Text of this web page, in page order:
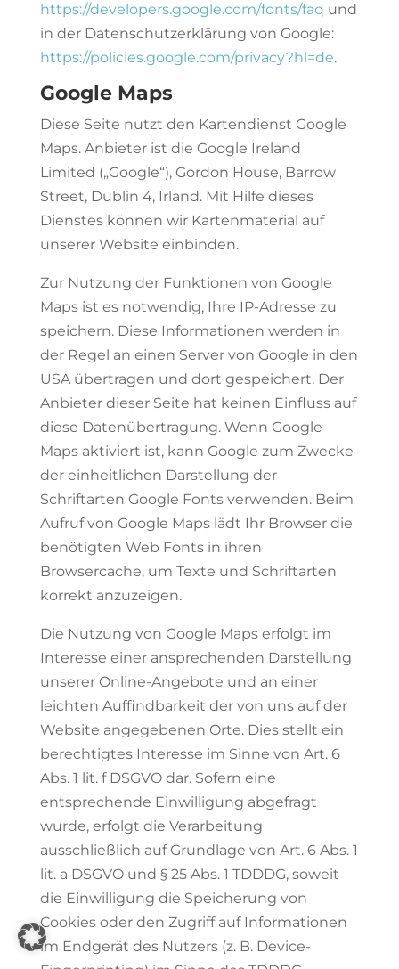
https://developers.google.com/fonts/faq und
in der Datenschutzerklärung von Google:
https://policies.google.com/privacy?hl=de.
Google Maps
Diese Seite nutzt den Kartendienst Google
Maps. Anbieter ist die Google Ireland
Limited („Google“), Gordon House, Barrow
Street, Dublin 4, Irland. Mit Hilfe dieses
Dienstes können wir Kartenmaterial auf
unserer Website einbinden.
Zur Nutzung der Funktionen von Google
Maps ist es notwendig, Ihre IP-Adresse zu
speichern. Diese Informationen werden in
der Regel an einen Server von Google in den
USA übertragen und dort gespeichert. Der
Anbieter dieser Seite hat keinen Einfluss auf
diese Datenübertragung. Wenn Google
Maps aktiviert ist, kann Google zum Zwecke
der einheitlichen Darstellung der
Schriftarten Google Fonts verwenden. Beim
Aufruf von Google Maps lädt Ihr Browser die
benötigten Web Fonts in ihren
Browsercache, um Texte und Schriftarten
korrekt anzuzeigen.
Die Nutzung von Google Maps erfolgt im
Interesse einer ansprechenden Darstellung
unserer Online-Angebote und an einer
leichten Auffindbarkeit der von uns auf der
Website angegebenen Orte. Dies stellt ein
berechtigtes Interesse im Sinne von Art. 6
Abs. 1 lit. f DSGVO dar. Sofern eine
entsprechende Einwilligung abgefragt
wurde, erfolgt die Verarbeitung
ausschließlich auf Grundlage von Art. 6 Abs. 1
lit. a DSGVO und § 25 Abs. 1 TDDDG, soweit
die Einwilligung die Speicherung von
Cookies oder den Zugriff auf Informationen
im Endgerät des Nutzers (z. B. Device-